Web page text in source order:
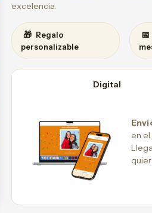
excelencia.
🎁 Regalo
personalizable
📅
Digital
en el